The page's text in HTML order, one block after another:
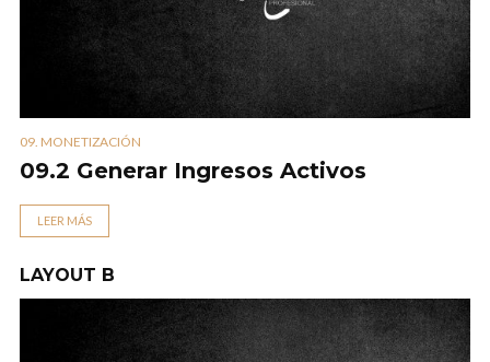
09. MONETIZACIÓN
09.2 Generar Ingresos Activos
LEER MÁS
LAYOUT B